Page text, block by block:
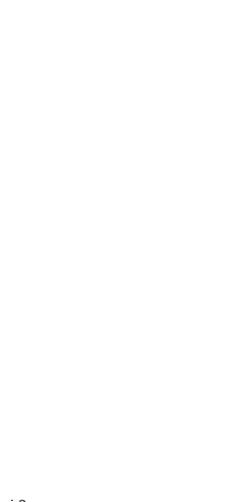
vos soins
pour les usagers ?